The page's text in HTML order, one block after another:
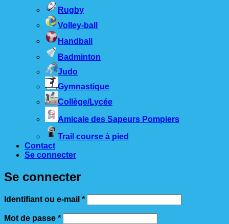
Rugby
Volley-ball
Handball
Badminton
Judo
Gymnastique
Collège/Lycée
Amicale des Sapeurs Pompiers
Trail course à pied
Contact
Se connecter
Se connecter
Identifiant ou e-mail *Obligatoire
Mot de passe *Obligatoire